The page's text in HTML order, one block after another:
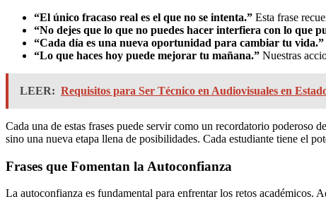
“El único fracaso real es el que no se intenta.” Esta frase
“No dejes que lo que no puedes hacer interfiera con lo que
“Cada día es una nueva oportunidad para cambiar tu vida.”
“Lo que haces hoy puede mejorar tu mañana.” Nuestras
LEER: Requisitos para Ser Técnico en Audiovisuales en
Cada una de estas frases puede servir como un recordatorio poderoso
sino una nueva etapa llena de posibilidades. Cada estudiante tiene el
Frases que Fomentan la Autoconfianza
La autoconfianza es fundamental para enfrentar los retos académicos.